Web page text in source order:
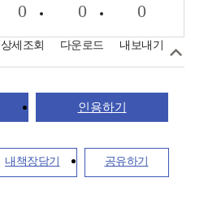
0
상세조회
0
다운로드
0
내보내기
인용하기
내책장담기 공유하기